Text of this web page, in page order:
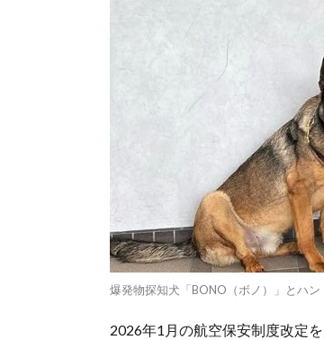
爆発物探知犬「BONO（ボノ）」とハン
2026年1月の航空保安制度改定